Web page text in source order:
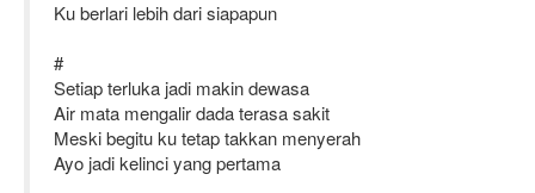
Ku berlari lebih dari siapapun
#
Setiap terluka jadi makin dewasa
Air mata mengalir dada terasa sakit
Meski begitu ku tetap takkan menyerah
Ayo jadi kelinci yang pertama